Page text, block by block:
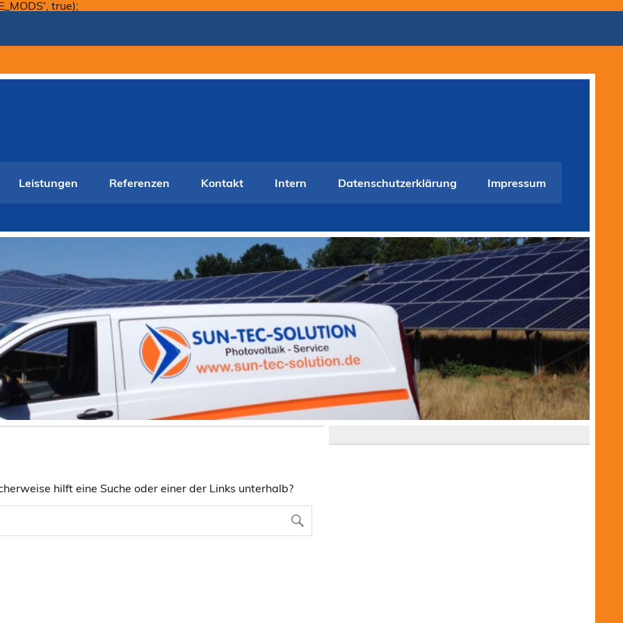
true);
Leistungen Referenzen Kontakt Intern Datenschutzerklärung Impressum
hilft eine Suche oder einer der Links unterhalb?